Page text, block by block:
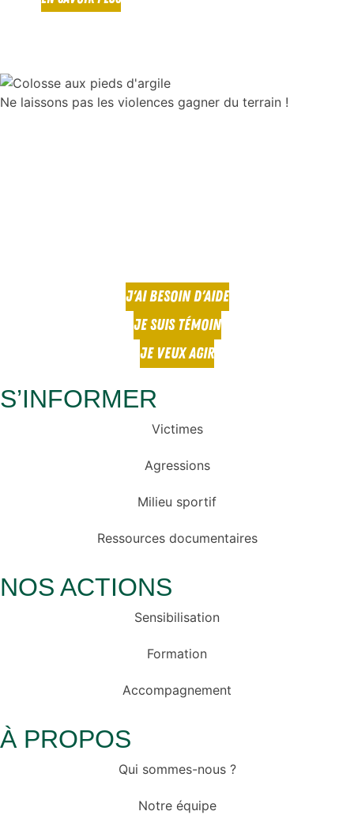
Ne laissons pas les violences gagner du terrain !
J'AI BESOIN D'AIDE
JE SUIS TÉMOIN
JE VEUX AGIR
S’INFORMER
Victimes
Agressions
Milieu sportif
Ressources documentaires
NOS ACTIONS
Sensibilisation
Formation
Accompagnement
À PROPOS
Qui sommes-nous ?
Notre équipe